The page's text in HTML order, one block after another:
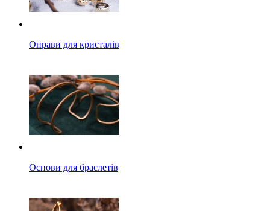
Оправи для кристалів
Основи для браслетів